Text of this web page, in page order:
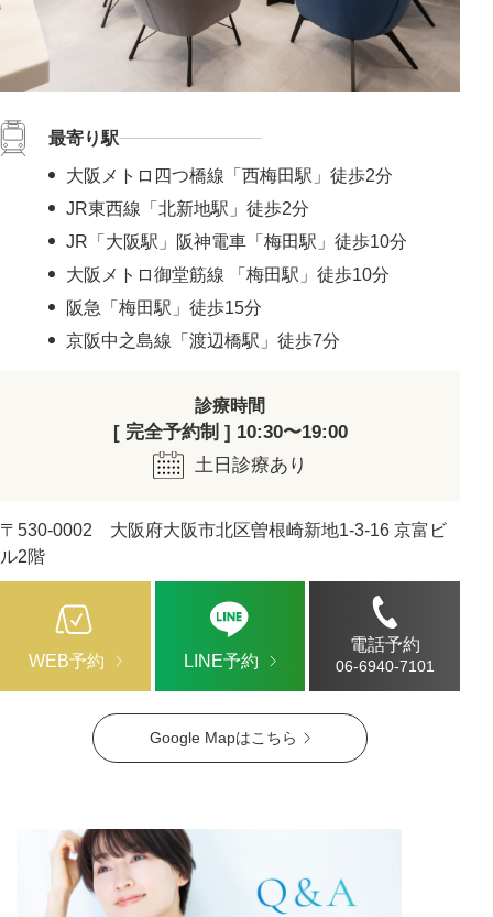
Google Mapはこちら
最寄り駅
大阪メトロ四つ橋線「西梅田駅」徒歩2分
JR東西線「北新地駅」徒歩2分
JR「大阪駅」阪神電車「梅田駅」徒歩10分
大阪メトロ御堂筋線 「梅田駅」徒歩10分
阪急「梅田駅」徒歩15分
京阪中之島線「渡辺橋駅」徒歩7分
診療時間
[ 完全予約制 ] 10:30〜19:00
土日診療あり
〒530-0002 大阪府大阪市北区曽根崎新地1-3-16 京富ビ
ル2階
WEB予約 LINE予約
電話予約
06-6940-7101